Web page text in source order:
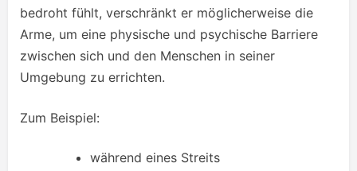
bedroht fühlt, verschränkt er möglicherweise die
Arme, um eine physische und psychische Barriere
zwischen sich und den Menschen in seiner
Umgebung zu errichten.
Zum Beispiel:
während eines Streits